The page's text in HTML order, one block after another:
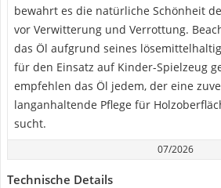
bewahrt es die natürliche Schönheit
vor Verwitterung und Verrottung.
das Öl aufgrund seines
für den Einsatz auf Kinder-Spielzeug
empfehlen das Öl jedem, der eine
langanhaltende Pflege für
sucht.
07/2026
Technische Details